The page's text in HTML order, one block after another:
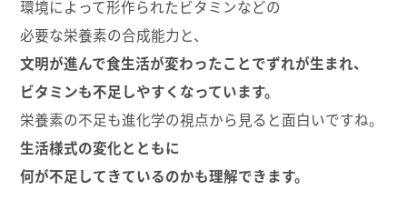
環境によって形作られたビタミンなどの
必要な栄養素の合成能力と、
文明が進んで食生活が変わったことでずれが生まれ、
ビタミンも不足しやすくなっています。
栄養素の不足も進化学の視点から見ると面白いですね。
生活様式の変化とともに
何が不足してきているのかも理解できます。